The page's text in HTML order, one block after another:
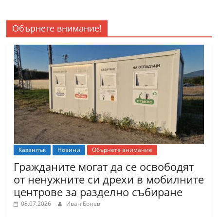
Обърнете внимание!
Казанлък Новини Обърнете внимание
Гражданите могат да се освободят
от ненужните си дрехи в мобилните
центрове за разделно събиране
08.07.2026 Иван Бонев